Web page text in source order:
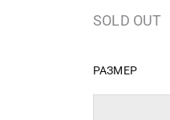
SOLD OUT
РАЗМЕР